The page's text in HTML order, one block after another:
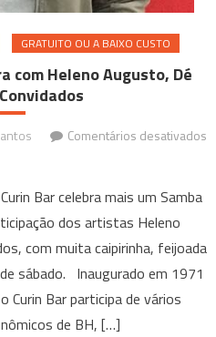
GRATUITO OU A BAIXO CUSTO
com Heleno Augusto, Dé
Comentários desativados
da
Churrasqueira
com
Heleno
Augusto,
Dé
Bar celebra mais um Samba
dos artistas Heleno
com muita caipirinha, feijoada
sábado. Inaugurado em 1971
Curin Bar participa de vários
de BH, […]